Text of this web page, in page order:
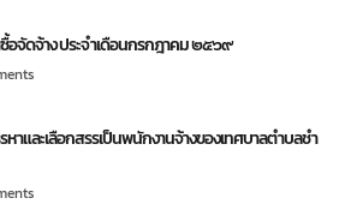
จัดจ้าง ประจำเดือนกรกฎาคม ๒๕๖๙
าและเลือกสรรเป็นพนักงานจ้างของเทศบาลตำบลชำ